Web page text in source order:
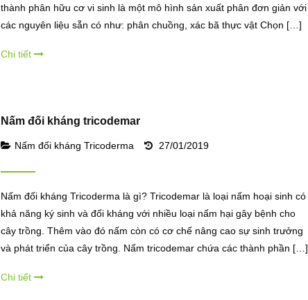
thành phân hữu cơ vi sinh là một mô hình sản xuất phân đơn giản với
các nguyên liệu sẵn có như: phân chuồng, xác bã thực vật Chọn […]
Chi tiết
Nấm đối kháng tricodemar
Nấm đối kháng Tricoderma 27/01/2019
Nấm đối kháng Tricoderma là gì? Tricodemar là loại nấm hoại sinh có
khả năng ký sinh và đối kháng với nhiều loại nấm hại gây bệnh cho
cây trồng. Thêm vào đó nấm còn có cơ chế nâng cao sự sinh trưởng
và phát triển của cây trồng. Nấm tricodemar chứa các thành phần […]
Chi tiết